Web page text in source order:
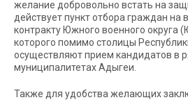
желание добровольно встать на
действует пункт отбора граждан на
контракту Южного военного округа
которого помимо столицы
осуществляют прием кандидатов в
муниципалитетах Адыгеи.
Также для удобства желающих